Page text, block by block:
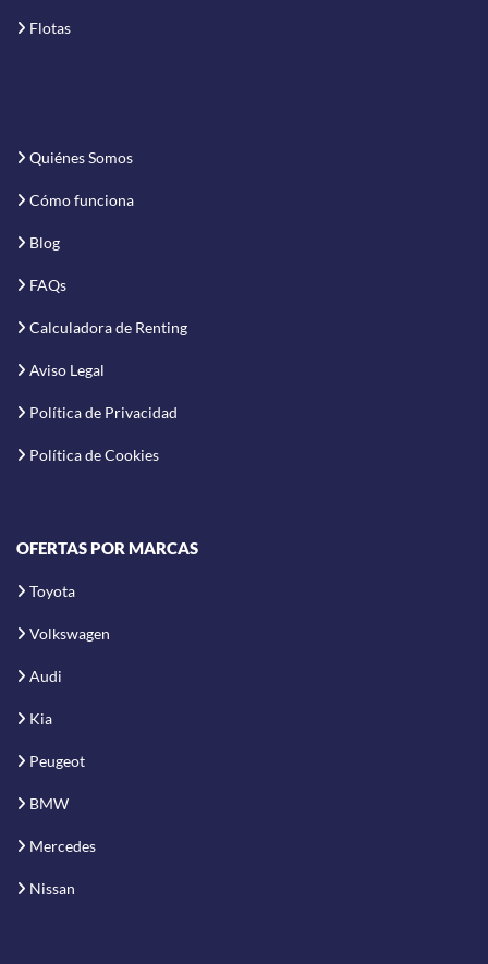
Flotas
Quiénes Somos
Cómo funciona
Blog
FAQs
Calculadora de Renting
Aviso Legal
Política de Privacidad
Política de Cookies
OFERTAS POR MARCAS
Toyota
Volkswagen
Audi
Kia
Peugeot
BMW
Mercedes
Nissan